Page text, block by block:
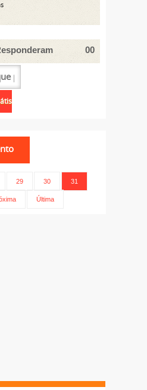
00
29 30 31
Última